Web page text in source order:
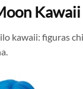
Kawaii
kawaii: figuras